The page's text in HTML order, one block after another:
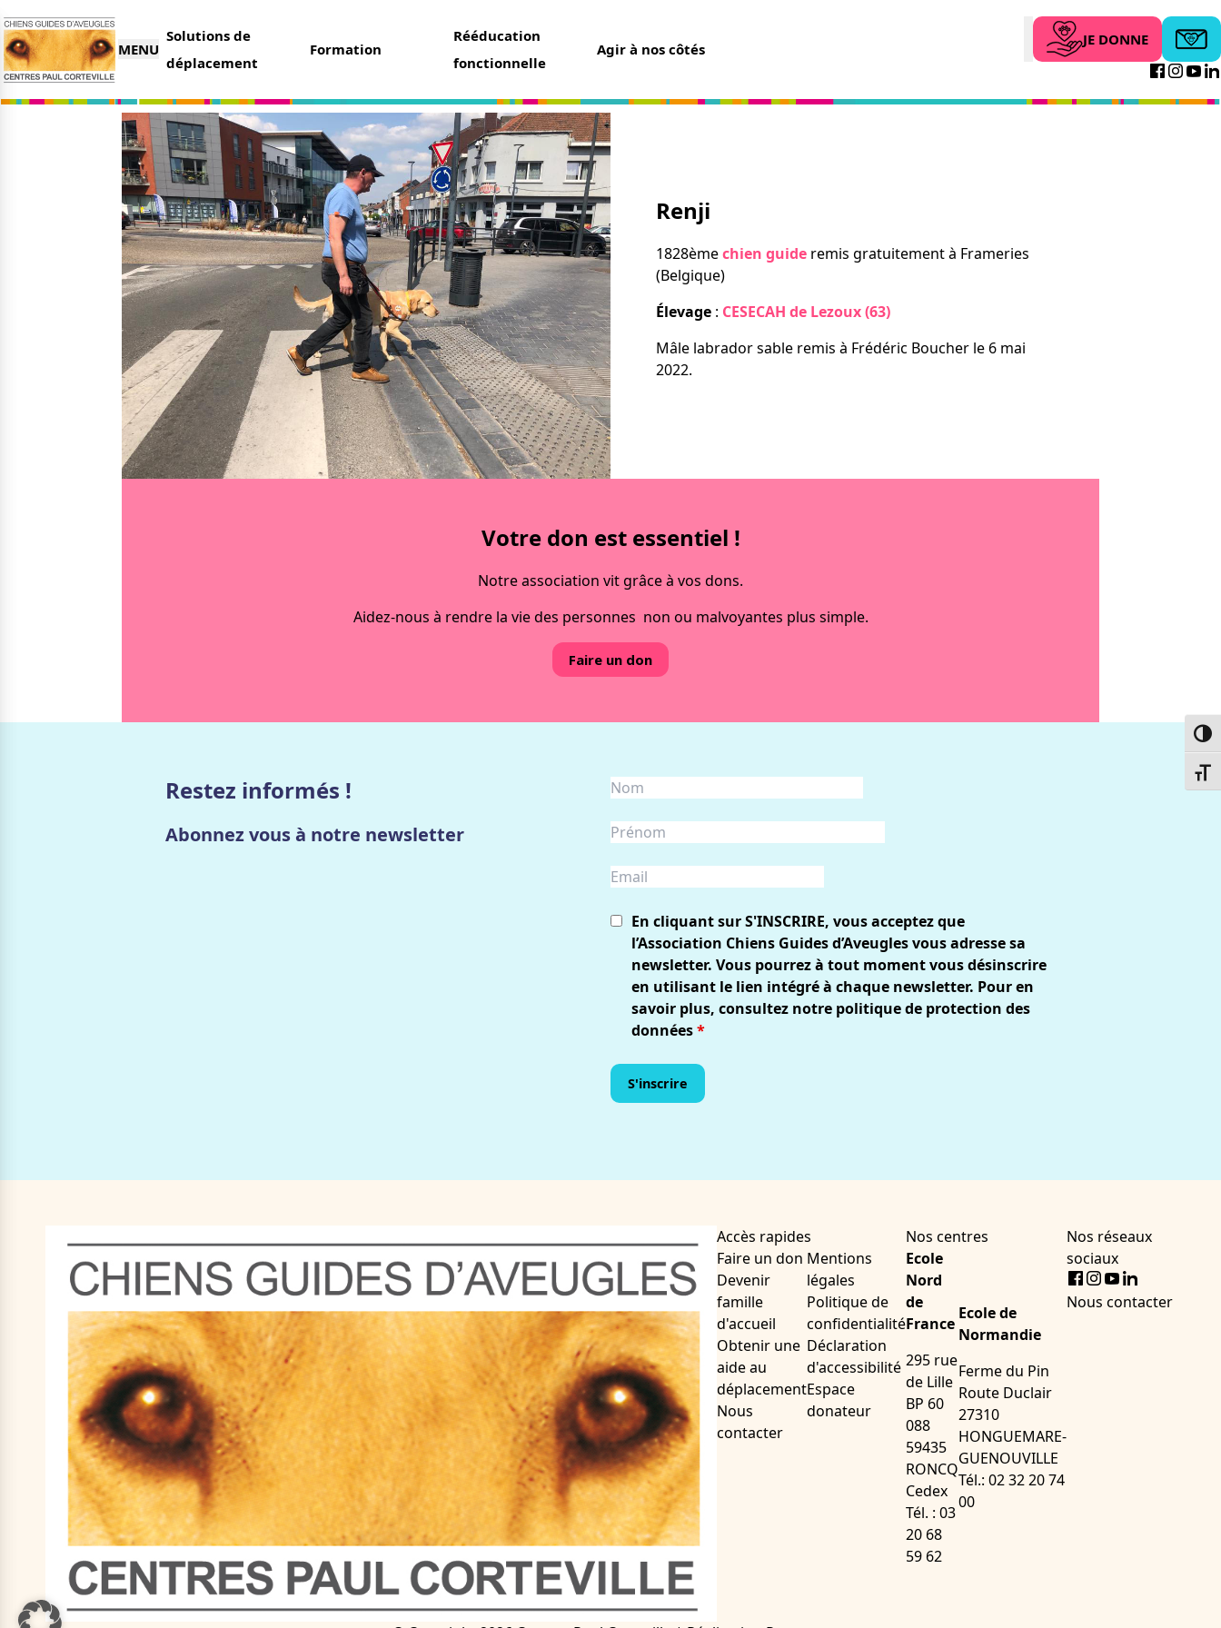
MENU
Solutions de
déplacement
Formation
Rééducation
fonctionnelle
Agir à nos côtés Search JE DONNE
L’association
Qui sommes-nous ?
Nos partenaires
Nos centres
Actualités
Nos remises
Nos dernières actus
Le magazine du donateur
Nos solutions
Le chien guide d’aveugle
La canne blanche électronique
Nous aider
Faire un don
Legs et assurance vie
Organiser une collecte
Parrainer un futur chien guide
Devenir famille d’accueil
Devenir bénévole
Tout savoir
Irremplaçables, la série
Renji
1828èmechien guide remis gratuitement à Frameries
(Belgique)
Élevage : CESECAH de Lezoux (63)
Mâle labrador sable remis à Frédéric Boucher le 6 mai
2022.
Votre don est essentiel !
Notre association vit grâce à vos dons.
Aidez-nous à rendre la vie des personnes non ou malvoyantes plus simple.
Faire un don
Restez informés !
Abonnez vous à notre newsletter
En cliquant sur S'INSCRIRE, vous acceptez que
l’Association Chiens Guides d’Aveugles vous adresse sa
newsletter. Vous pourrez à tout moment vous désinscrire
en utilisant le lien intégré à chaque newsletter. Pour en
savoir plus, consultez notre politique de protection des
données*
Accès rapides
Faire un don
Devenir
famille
d'accueil
Obtenir une
aide au
déplacement
Nous
contacter
Mentions
légales
Politique de
confidentialité
Déclaration
d'accessibilité
Espace
donateur
Nos centres
Ecole
Nord
de
France
295 rue
de Lille
BP 60
088
59435
RONCQ
Cedex
Tél. : 03
20 68
59 62
Ecole de
Normandie
Ferme du Pin
Route Duclair
27310
HONGUEMARE-
GUENOUVILLE
Tél.: 02 32 20 74
00
Nos réseaux
sociaux
Facebook
Instagram
Youtube
Nous contacter